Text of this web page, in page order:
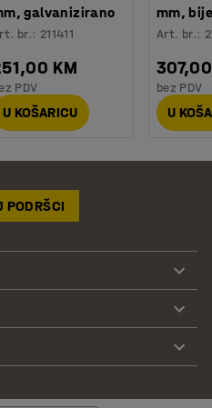
galvanizirano
br.: 211411
KM
PDV
U KOŠARICU
mm,
Art. br.:
bez PDV
U
PODRŠCI